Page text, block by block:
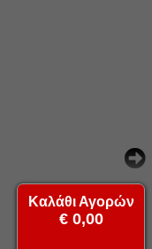
Καλάθι Αγορών
€ 0,00